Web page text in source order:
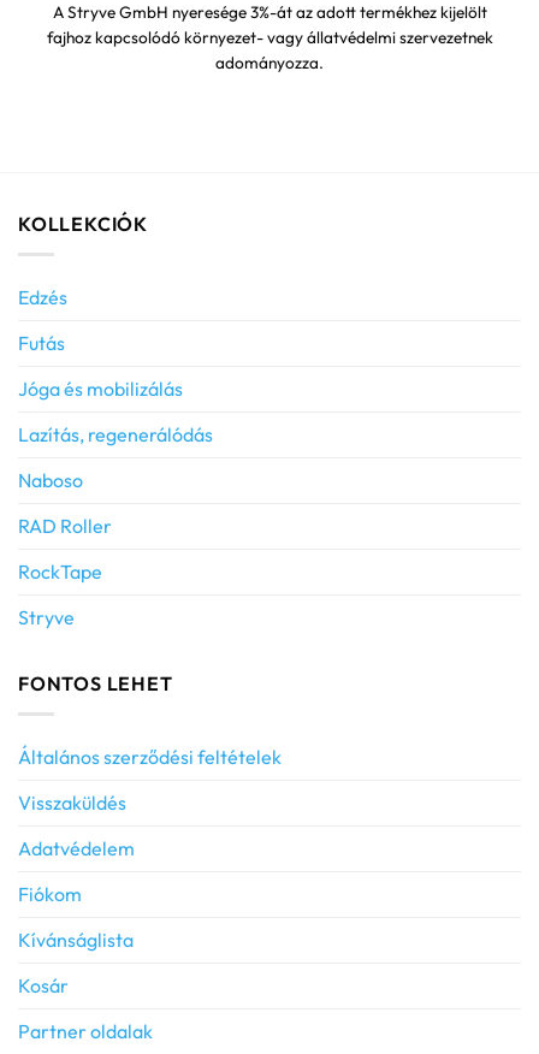
A Stryve GmbH nyeresége 3%-át az adott termékhez kijelölt
fajhoz kapcsolódó környezet- vagy állatvédelmi szervezetnek
adományozza.
KOLLEKCIÓK
Edzés
Futás
Jóga és mobilizálás
Lazítás, regenerálódás
Naboso
RAD Roller
RockTape
Stryve
FONTOS LEHET
Általános szerződési feltételek
Visszaküldés
Adatvédelem
Fiókom
Kívánságlista
Kosár
Partner oldalak